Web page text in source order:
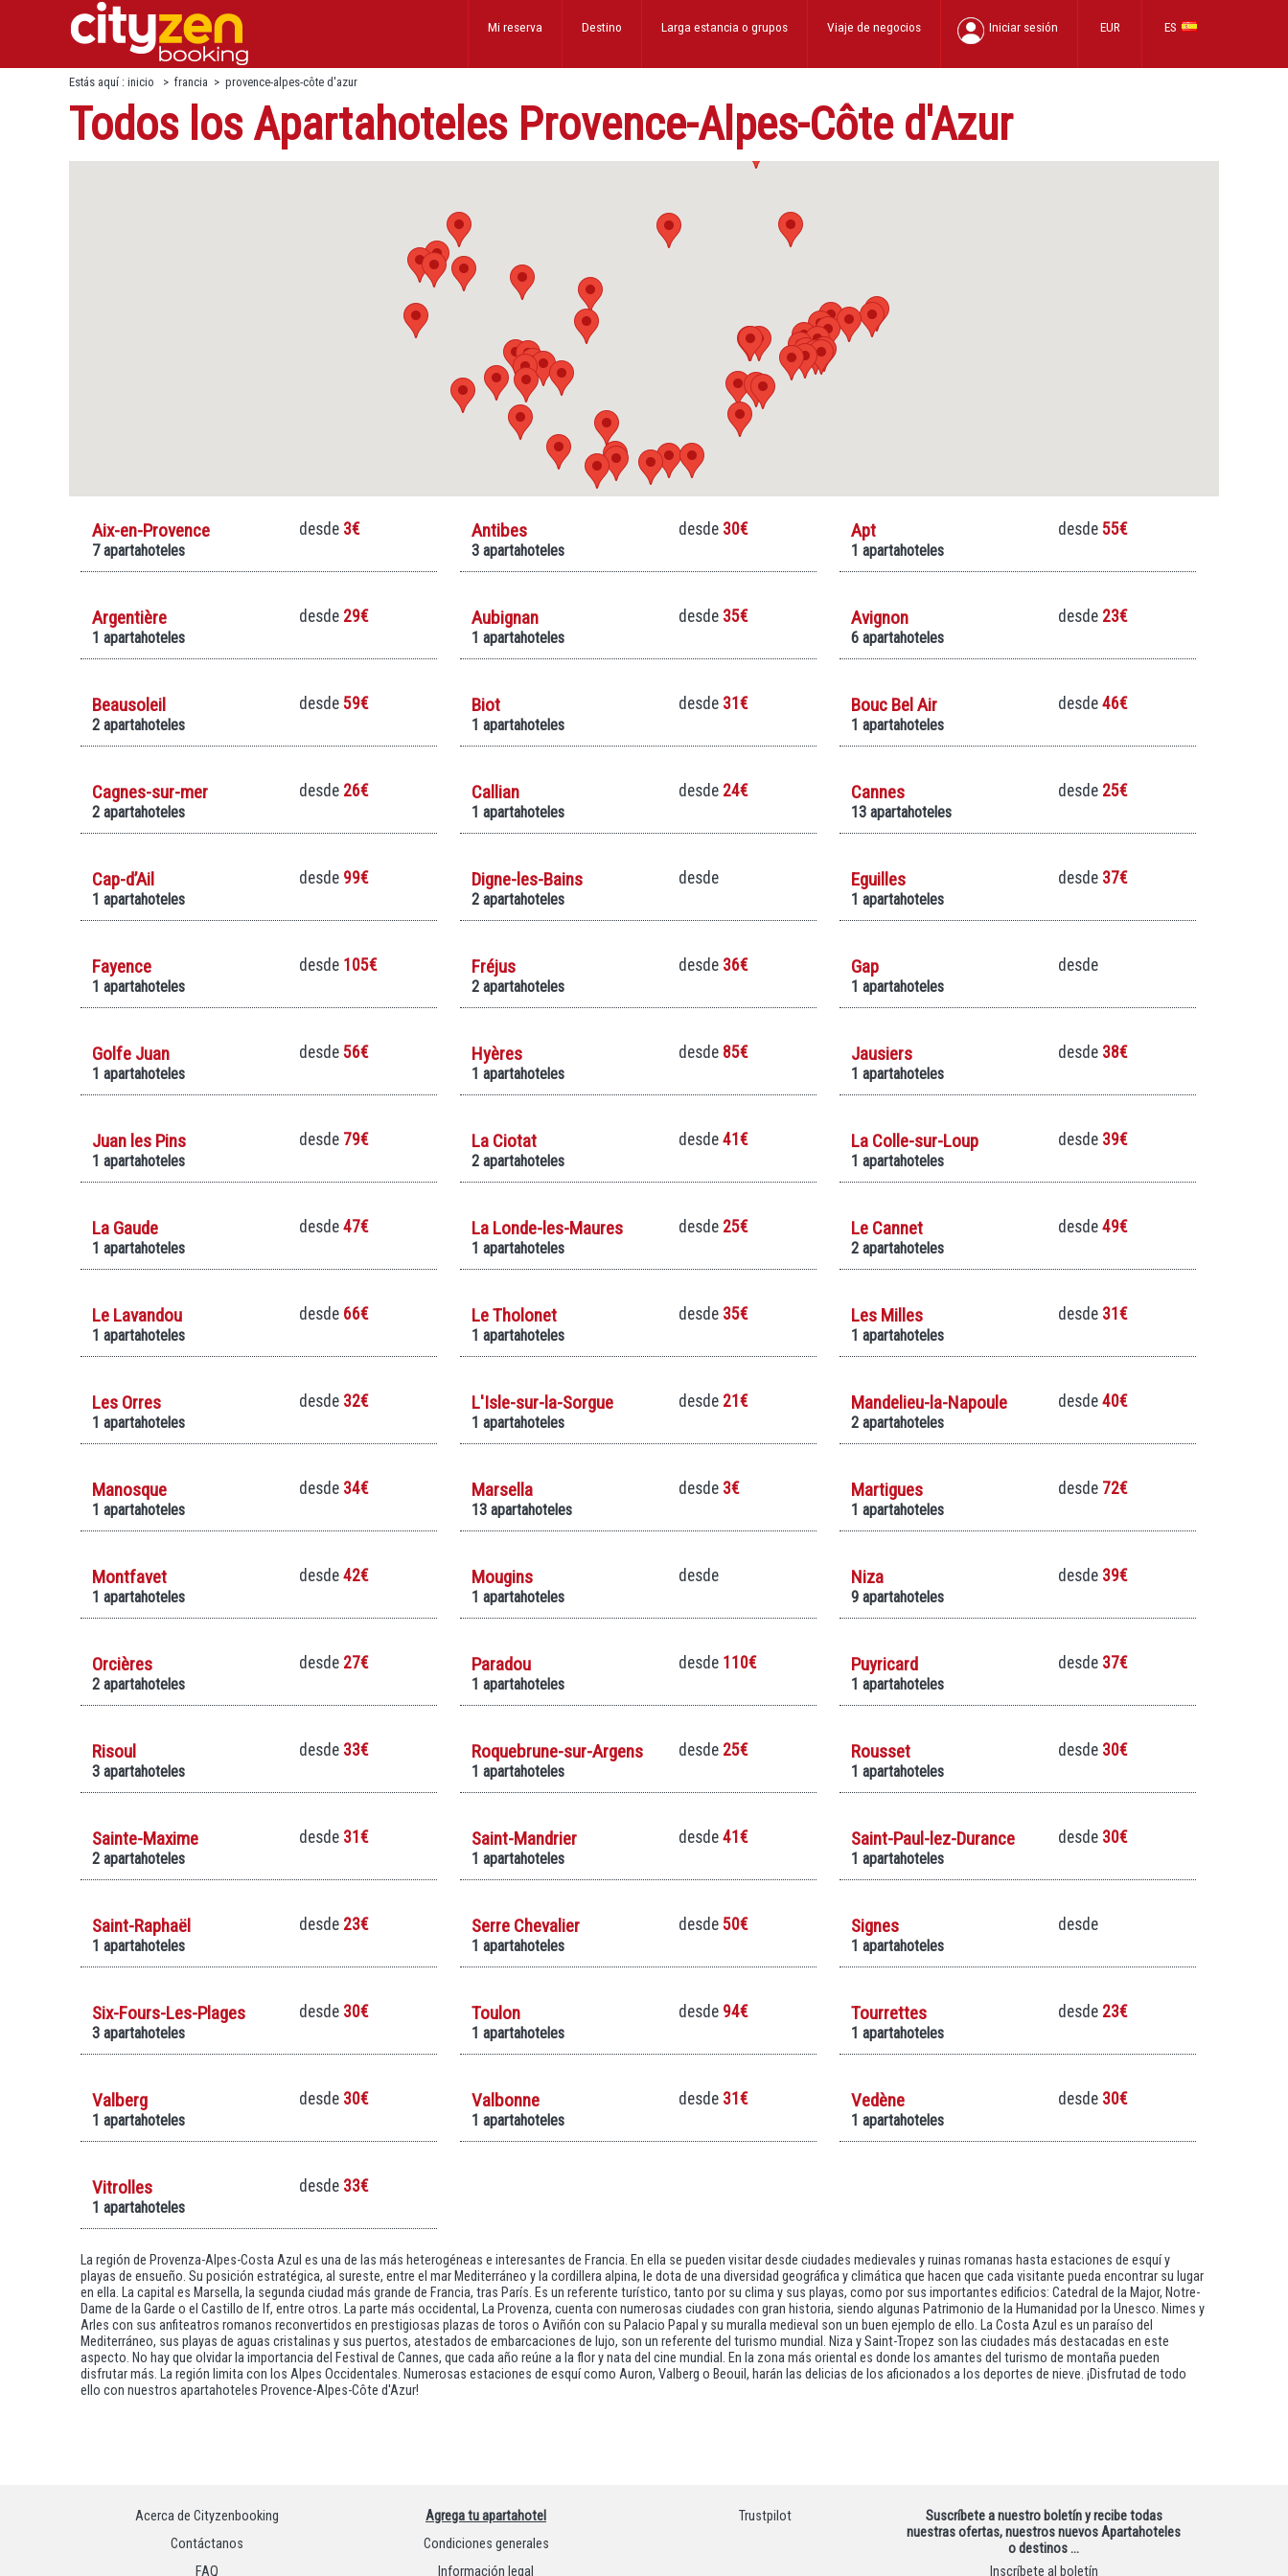
ES
EUR
Iniciar sesión
Viaje de negocios
Larga estancia o grupos
Destino
Mi reserva
Estás aquí : inicio > francia > provence-alpes-côte d'azur
Todos los Apartahoteles Provence-Alpes-Côte d'Azur
Aix-en-Provence
7 apartahoteles
desde3€ Antibes
3 apartahoteles
desde30€ Apt
1 apartahoteles
desde55€
Argentière
1 apartahoteles
desde29€ Aubignan
1 apartahoteles
desde35€ Avignon
6 apartahoteles
desde23€
Beausoleil
2 apartahoteles
desde59€ Biot
1 apartahoteles
desde31€ Bouc Bel Air
1 apartahoteles
desde46€
Cagnes-sur-mer
2 apartahoteles
desde26€ Callian
1 apartahoteles
desde24€ Cannes
13 apartahoteles
desde25€
Cap-d’Ail
1 apartahoteles
desde99€ Digne-les-Bains
2 apartahoteles
desde Eguilles
1 apartahoteles
desde37€
Fayence
1 apartahoteles
desde105€ Fréjus
2 apartahoteles
desde36€ Gap
1 apartahoteles
desde
Golfe Juan
1 apartahoteles
desde56€ Hyères
1 apartahoteles
desde85€ Jausiers
1 apartahoteles
desde38€
Juan les Pins
1 apartahoteles
desde79€ La Ciotat
2 apartahoteles
desde41€ La Colle-sur-Loup
1 apartahoteles
desde39€
La Gaude
1 apartahoteles
desde47€ La Londe-les-Maures
1 apartahoteles
desde25€ Le Cannet
2 apartahoteles
desde49€
Le Lavandou
1 apartahoteles
desde66€ Le Tholonet
1 apartahoteles
desde35€ Les Milles
1 apartahoteles
desde31€
Les Orres
1 apartahoteles
desde32€ L'Isle-sur-la-Sorgue
1 apartahoteles
desde21€ Mandelieu-la-Napoule
2 apartahoteles
desde40€
Manosque
1 apartahoteles
desde34€ Marsella
13 apartahoteles
desde3€ Martigues
1 apartahoteles
desde72€
Montfavet
1 apartahoteles
desde42€ Mougins
1 apartahoteles
desde Niza
9 apartahoteles
desde39€
Orcières
2 apartahoteles
desde27€ Paradou
1 apartahoteles
desde110€ Puyricard
1 apartahoteles
desde37€
Risoul
3 apartahoteles
desde33€ Roquebrune-sur-Argens
1 apartahoteles
desde25€ Rousset
1 apartahoteles
desde30€
Sainte-Maxime
2 apartahoteles
desde31€ Saint-Mandrier
1 apartahoteles
desde41€ Saint-Paul-lez-Durance
1 apartahoteles
desde30€
Saint-Raphaël
1 apartahoteles
desde23€ Serre Chevalier
1 apartahoteles
desde50€ Signes
1 apartahoteles
desde
Six-Fours-Les-Plages
3 apartahoteles
desde30€ Toulon
1 apartahoteles
desde94€ Tourrettes
1 apartahoteles
desde23€
Valberg
1 apartahoteles
desde30€ Valbonne
1 apartahoteles
desde31€ Vedène
1 apartahoteles
desde30€
Vitrolles
1 apartahoteles
desde33€
La región de Provenza-Alpes-Costa Azul es una de las más heterogéneas e interesantes de Francia. En ella se pueden visitar desde ciudades medievales y ruinas romanas hasta estaciones de esquí y
playas de ensueño. Su posición estratégica, al sureste, entre el mar Mediterráneo y la cordillera alpina, le dota de una diversidad geográfica y climática que hacen que cada visitante pueda encontrar su lugar
en ella. La capital es Marsella, la segunda ciudad más grande de Francia, tras París. Es un referente turístico, tanto por su clima y sus playas, como por sus importantes edificios: Catedral de la Major, Notre-
Dame de la Garde o el Castillo de If, entre otros. La parte más occidental, La Provenza, cuenta con numerosas ciudades con gran historia, siendo algunas Patrimonio de la Humanidad por la Unesco. Nimes y
Arles con sus anfiteatros romanos reconvertidos en prestigiosas plazas de toros o Aviñón con su Palacio Papal y su muralla medieval son un buen ejemplo de ello. La Costa Azul es un paraíso del
Mediterráneo, sus playas de aguas cristalinas y sus puertos, atestados de embarcaciones de lujo, son un referente del turismo mundial. Niza y Saint-Tropez son las ciudades más destacadas en este
aspecto. No hay que olvidar la importancia del Festival de Cannes, que cada año reúne a la flor y nata del cine mundial. En la zona más oriental es donde los amantes del turismo de montaña pueden
disfrutar más. La región limita con los Alpes Occidentales. Numerosas estaciones de esquí como Auron, Valberg o Beouil, harán las delicias de los aficionados a los deportes de nieve. ¡Disfrutad de todo
ello con nuestros apartahoteles Provence-Alpes-Côte d'Azur!
Acerca de Cityzenbooking
Contáctanos
FAQ
Agrega tu apartahotel
Condiciones generales
Información legal
Trustpilot
Suscríbete a nuestro boletín y recibe todas
nuestras ofertas, nuestros nuevos Apartahoteles
o destinos …
Inscríbete al boletín